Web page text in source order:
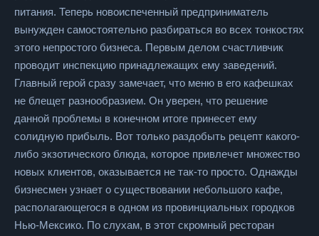
питания. Теперь новоиспеченный предприниматель
вынужден самостоятельно разбираться во всех тонкостях
этого непростого бизнеса. Первым делом счастливчик
проводит инспекцию принадлежащих ему заведений.
Главный герой сразу замечает, что меню в его кафешках
не блещет разнообразием. Он уверен, что решение
данной проблемы в конечном итоге принесет ему
солидную прибыль. Вот только раздобыть рецепт какого-
либо экзотического блюда, которое привлечет множество
новых клиентов, оказывается не так-то просто. Однажды
бизнесмен узнает о существовании небольшого кафе,
располагающегося в одном из провинциальных городков
Нью-Мексико. По слухам, в этот скромный ресторан